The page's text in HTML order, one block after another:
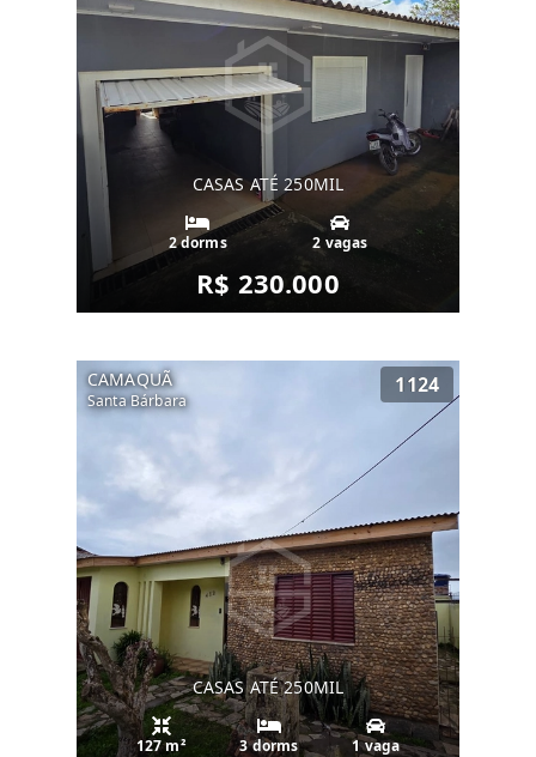
CASAS ATÉ 250MIL
2 dorms 2 vagas
R$ 230.000
CAMAQUÃ
Santa Bárbara
1124
CASAS ATÉ 250MIL
127 m² 3 dorms 1 vaga